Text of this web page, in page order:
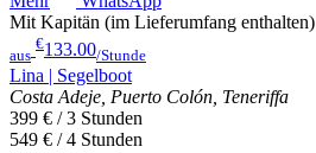
Mit Kapitän (im Lieferumfang enthalten)
aus
€133.00/Stunde
Lina | Segelboot
Costa Adeje, Puerto Colón, Teneriffa
399 € / 3 Stunden
549 € / 4 Stunden